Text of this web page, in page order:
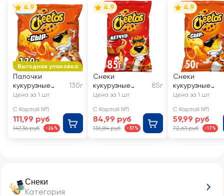
Снеки
Категория
Выгодная упаковка
4.9
Палочки
кукурузные
CHEETOS/
вкусом сыра
130г
Цена за 1 шт
С Картой №1
111,99 руб
147,36 руб -24%
4.9
Снеки
кукурузные
CHEETOS/
85г
Цена за 1 шт
С Картой №1
84,99 руб
136,84 руб -37%
4.9
Снеки
кукурузные
CHEETOS/
Цена за 1 шт
С Картой №1
59,99 руб
72,63 руб -17%